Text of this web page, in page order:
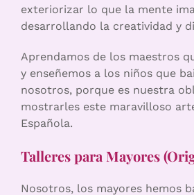
exteriorizar lo que la mente
desarrollando la creatividad y
Aprendamos de los maestros
y enseñemos a los niños que
nosotros, porque es nuestra
mostrarles este maravilloso
Española.
Talleres para Mayores
Nosotros, los mayores hemos